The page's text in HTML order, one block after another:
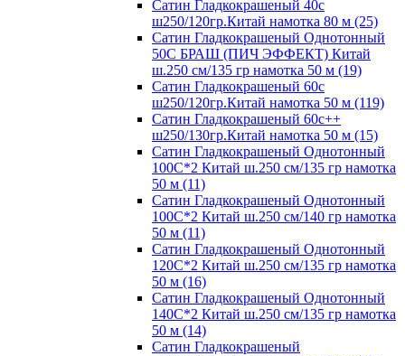
Сатин Гладкокрашеный 40с
ш250/120гр.Китай намотка 80 м (25)
Сатин Гладкокрашеный Однотонный
50С БРАШ (ПИЧ ЭФФЕКТ) Китай
ш.250 см/135 гр намотка 50 м (19)
Сатин Гладкокрашеный 60с
ш250/120гр.Китай намотка 50 м (119)
Сатин Гладкокрашеный 60с++
ш250/130гр.Китай намотка 50 м (15)
Сатин Гладкокрашеный Однотонный
100С*2 Китай ш.250 см/135 гр намотка
50 м (11)
Сатин Гладкокрашеный Однотонный
100С*2 Китай ш.250 см/140 гр намотка
50 м (11)
Сатин Гладкокрашеный Однотонный
120С*2 Китай ш.250 см/135 гр намотка
50 м (16)
Сатин Гладкокрашеный Однотонный
140С*2 Китай ш.250 см/135 гр намотка
50 м (14)
Сатин Гладкокрашеный